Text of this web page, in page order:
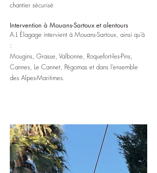
chantier sécurisé
Intervention à Mouans-Sartoux et alentours
A.L Élagage intervient à Mouans-Sartoux, ainsi qu’à
:
Mougins, Grasse, Valbonne, Roquefort-les-Pins,
Cannes, Le Cannet, Pégomas et dans l’ensemble
des Alpes-Maritimes.